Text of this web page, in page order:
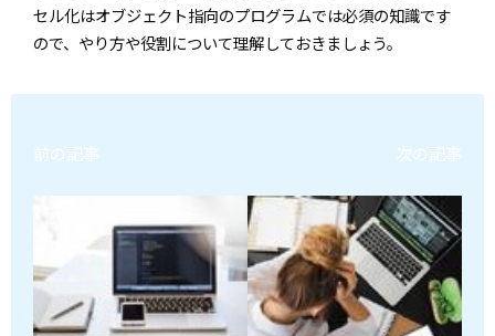
セル化はオブジェクト指向のプログラムでは必須の知識です
ので、やり方や役割について理解しておきましょう。
前の記事 次の記事